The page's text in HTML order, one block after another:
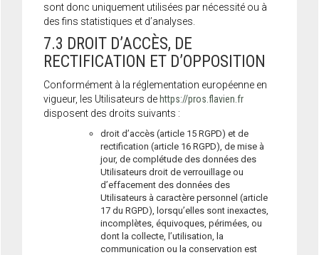
sont donc uniquement utilisées par nécessité ou à
des fins statistiques et d’analyses.
7.3 DROIT D’ACCÈS, DE
RECTIFICATION ET D’OPPOSITION
Conformément à la réglementation européenne en
vigueur, les Utilisateurs de https://pros.flavien.fr
disposent des droits suivants :
droit d’accès (article 15 RGPD) et de
rectification (article 16 RGPD), de mise à
jour, de complétude des données des
Utilisateurs droit de verrouillage ou
d’effacement des données des
Utilisateurs à caractère personnel (article
17 du RGPD), lorsqu’elles sont inexactes,
incomplètes, équivoques, périmées, ou
dont la collecte, l’utilisation, la
communication ou la conservation est